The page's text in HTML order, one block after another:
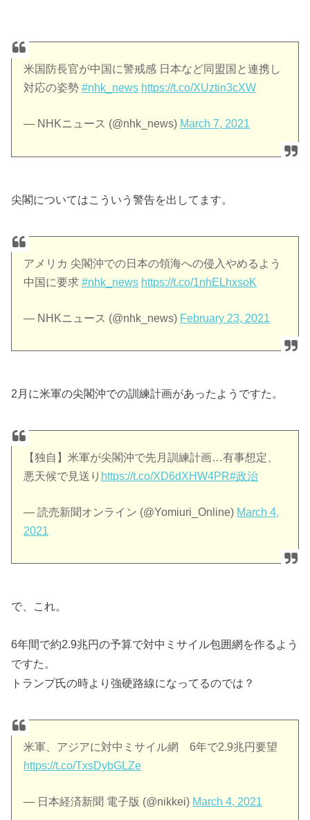
米国防長官が中国に警戒感 日本など同盟国と連携し
対応の姿勢#nhk_news https://t.co/XUztin3cXW
— NHKニュース (@nhk_news) March 7, 2021
尖閣についてはこういう警告を出してます。
アメリカ 尖閣沖での日本の領海への侵入やめるよう
中国に要求#nhk_news https://t.co/1nhELhxsoK
— NHKニュース (@nhk_news) February 23, 2021
2月に米軍の尖閣沖での訓練計画があったようですた。
【独自】米軍が尖閣沖で先月訓練計画…有事想定、
悪天候で見送り https://t.co/XD6dXHW4PR#政治
— 読売新聞オンライン (@Yomiuri_Online) March 4,
2021
で、これ。
6年間で約2.9兆円の予算で対中ミサイル包囲網を作るよう
ですた。
トランプ氏の時より強硬路線になってるのでは？
米軍、アジアに対中ミサイル網 6年で2.9兆円要望
https://t.co/TxsDybGLZe
— 日本経済新聞 電子版 (@nikkei) March 4, 2021